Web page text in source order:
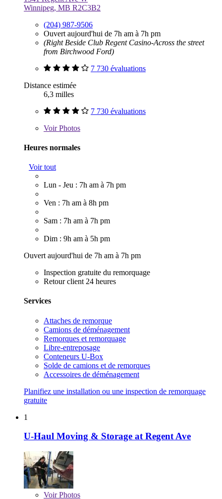
Winnipeg, MB R2C3B2
(204) 987-9506
Ouvert aujourd'hui de 7h am à 7h pm
(Right Beside Club Regent Casino-Across the street
from Birchwood Ford)
7 730 évaluations
Distance estimée
6,3 milles
7 730 évaluations
VoirPhotos
Heures normales
Voir tout
Lun - Jeu : 7h am à 7h pm
Ven : 7h am à 8h pm
Sam : 7h am à 7h pm
Dim : 9h am à 5h pm
Ouvert aujourd'hui de 7h am à 7h pm
Inspection gratuite du remorquage
Retour client 24 heures
Services
Attaches de remorque
Camions de déménagement
Remorques et remorquage
Libre-entreposage
Conteneurs U-Box
Solde de camions et de remorques
Accessoires de déménagement
Planifiez une installation ou une inspection de remorquage
gratuite
1
U-Haul Moving & Storage at Regent Ave
VoirPhotos